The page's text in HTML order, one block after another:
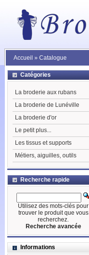
Accueil » Catalogue
Catégories
La broderie aux rubans
La broderie de Lunéville
La broderie d'or
Le petit plus...
Les tissus et supports
Métiers, aiguilles, outils
Recherche rapide
Utilisez des mots-clés pour
trouver le produit que vous
recherchez.
Recherche avancée
Informations